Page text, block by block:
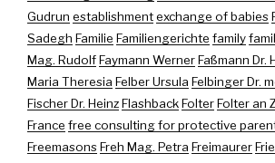
Gudrun establishmentexchange of babies
Sadegh Familie Familiengerichte family
Mag. RudolfFaymann WernerFaßmann Dr.
Maria Theresia Felber Ursula Felbinger Dr.
Fischer Dr. HeinzFlashbackFolterFolter an
France free consulting for protective
FreemasonsFreh Mag. Petra Freimaurer